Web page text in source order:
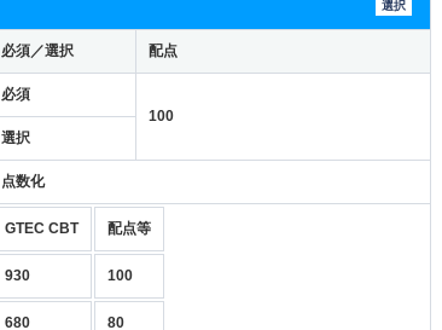
選択
必須／選択 配点
必須
100
選択
点数化
GTEC CBT 配点等
930 100
680 80